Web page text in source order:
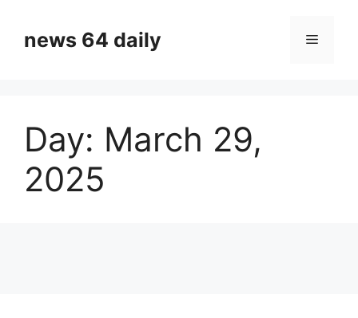
contentnews 64 daily Menu
Day: March 29,
2025